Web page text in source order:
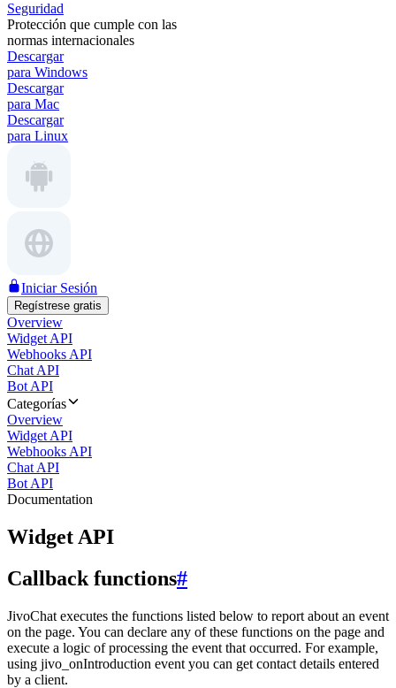
Seguridad
Protección que cumple con las
normas internacionales
Descargar
para Windows
Descargar
para Mac
Descargar
para Linux
Iniciar Sesión
Regístrese gratis
Overview
Widget API
Webhooks API
Chat API
Bot API
Categorías
Overview
Widget API
Webhooks API
Chat API
Bot API
Documentation
Widget API
Callback functions#
JivoChat executes the functions listed below to report about an event
on the page. You can declare any of these functions on the page and
execute a logic of processing the event that occurred. For example,
using jivo_onIntroduction event you can get contact details entered
by a client.